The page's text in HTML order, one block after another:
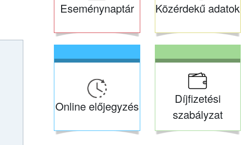
Eseménynaptár Közérdekű adatok
Online előjegyzés
Díjfizetési
szabályzat